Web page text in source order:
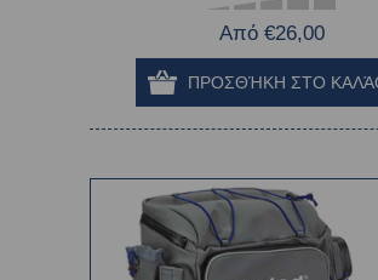
Από €26,00